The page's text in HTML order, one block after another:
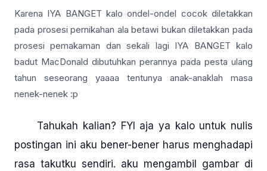
Karena IYA BANGET kalo ondel-ondel cocok diletakkan
pada prosesi pernikahan ala betawi bukan diletakkan pada
prosesi pemakaman dan sekali lagi IYA BANGET kalo
badut MacDonald dibutuhkan perannya pada pesta ulang
tahun seseorang yaaaa tentunya anak-anaklah masa
nenek-nenek :p
Tahukah kalian? FYI aja ya kalo untuk nulis
postingan ini aku bener-bener harus menghadapi
rasa takutku sendiri. aku mengambil gambar di